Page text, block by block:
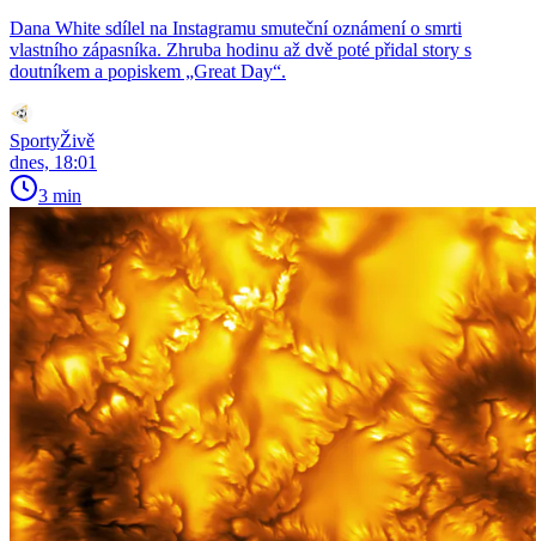
Dana White sdílel na Instagramu smuteční oznámení o smrti
vlastního zápasníka. Zhruba hodinu až dvě poté přidal story s
doutníkem a popiskem „Great Day“.
SportyŽivě
dnes, 18:01
3 min